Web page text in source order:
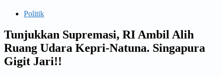
Politik
Tunjukkan Supremasi, RI Ambil Alih
Ruang Udara Kepri-Natuna. Singapura
Gigit Jari!!